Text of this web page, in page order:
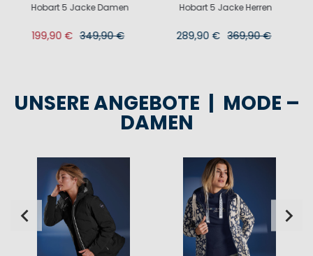
Hobart 5 Jacke Herren
289,90 € 369,90 €
Speed 3 Jacke
159,90 € 499,90 €
UNSERE ANGEBOTE | MODE –
DAMEN